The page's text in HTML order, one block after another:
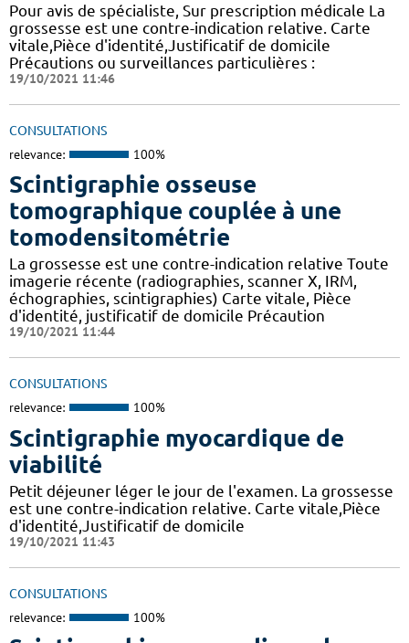
Pour avis de spécialiste, Sur prescription médicale La
grossesse est une contre-indication relative. Carte
vitale,Pièce d'identité,Justificatif de domicile
Précautions ou surveillances particulières :
19/10/2021 11:46
CONSULTATIONS
relevance: 100%
Scintigraphie osseuse
tomographique couplée à une
tomodensitométrie
La grossesse est une contre-indication relative Toute
imagerie récente (radiographies, scanner X, IRM,
échographies, scintigraphies) Carte vitale, Pièce
d'identité, justificatif de domicile Précaution
19/10/2021 11:44
CONSULTATIONS
relevance: 100%
Scintigraphie myocardique de
viabilité
Petit déjeuner léger le jour de l'examen. La grossesse
est une contre-indication relative. Carte vitale,Pièce
d'identité,Justificatif de domicile
19/10/2021 11:43
CONSULTATIONS
relevance: 100%